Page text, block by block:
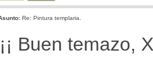
Re: Pintura templaria.
¡¡ Buen temazo,